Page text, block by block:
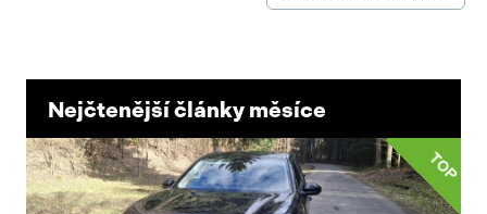
Nejčtenější články měsíce
TOP